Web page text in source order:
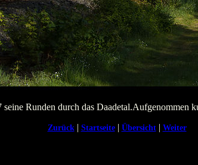
Runden durch das Daadetal.Aufgenommen
Zurück | Startseite | Übersicht | Weiter